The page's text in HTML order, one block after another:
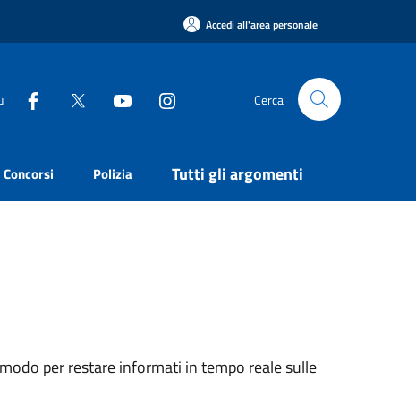
Accedi all'area personale
Cerca
Concorsi Polizia Tutti gli argomenti
per restare informati in tempo reale sulle